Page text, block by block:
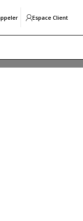
Espace Client
qui permet